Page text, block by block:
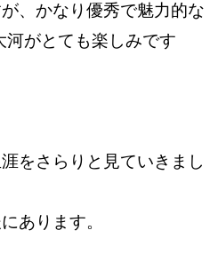
、かなり優秀で魅力的な
河がとても楽しみです
をさらりと見ていきまし
あります。